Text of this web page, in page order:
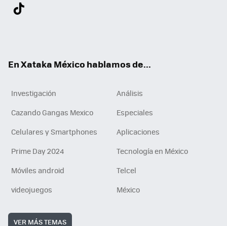
En Xataka México hablamos de...
Investigación
Análisis
Cazando Gangas Mexico
Especiales
Celulares y Smartphones
Aplicaciones
Prime Day 2024
Tecnología en México
Móviles android
Telcel
videojuegos
México
VER MÁS TEMAS